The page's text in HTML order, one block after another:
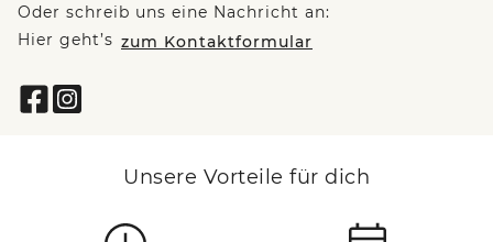
Oder schreib uns eine Nachricht an:
Hier geht’s zum Kontaktformular
Unsere Vorteile für dich